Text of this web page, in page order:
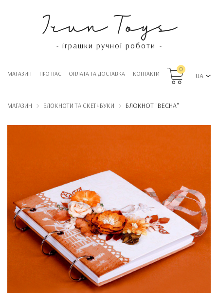
Irun Toys
- іграшки ручної роботи -
МАГАЗИН ПРО НАС OПЛАТА ТА ДОСТАВКА КОНТАКТИ
0
UA
МАГАЗИН БЛОКНОТИ ТА СКЕТЧБУКИ БЛОКНОТ "ВЕСНА"